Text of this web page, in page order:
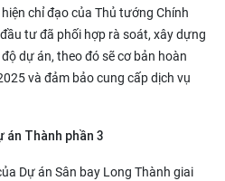
chỉ đạo của Thủ tướng Chính
tư đã phối hợp rà soát, xây dựng
dự án, theo đó sẽ cơ bản hoàn
và đảm bảo cung cấp dịch vụ
án Thành phần 3
Dự án Sân bay Long Thành giai